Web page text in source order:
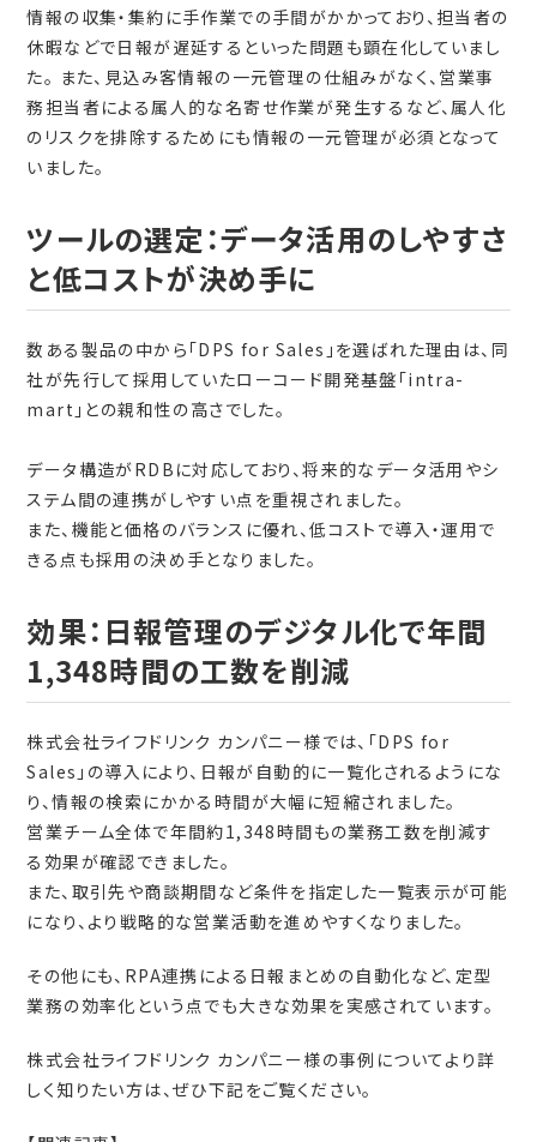
情報の収集・集約に手作業での手間がかかっており、担当者の
休暇などで日報が遅延するといった問題も顕在化していまし
た。 また、見込み客情報の一元管理の仕組みがなく、営業事
務担当者による属人的な名寄せ作業が発生するなど、属人化
のリスクを排除するためにも情報の一元管理が必須となって
いました。
ツールの選定：データ活用のしやすさ
と低コストが決め手に
数ある製品の中から「DPS for Sales」を選ばれた理由は、同
社が先行して採用していたローコード開発基盤「intra-
mart」との親和性の高さでした。
データ構造がRDBに対応しており、将来的なデータ活用やシ
ステム間の連携がしやすい点を重視されました。
また、機能と価格のバランスに優れ、低コストで導入・運用で
きる点も採用の決め手となりました。
効果：日報管理のデジタル化で年間
1,348時間の工数を削減
株式会社ライフドリンク カンパニー様では、「DPS for
Sales」の導入により、日報が自動的に一覧化されるようにな
り、情報の検索にかかる時間が大幅に短縮されました。
営業チーム全体で年間約1,348時間もの業務工数を削減す
る効果が確認できました。
また、取引先や商談期間など条件を指定した一覧表示が可能
になり、より戦略的な営業活動を進めやすくなりました。
その他にも、RPA連携による日報まとめの自動化など、定型
業務の効率化という点でも大きな効果を実感されています。
株式会社ライフドリンク カンパニー様の事例についてより詳
しく知りたい方は、ぜひ下記をご覧ください。